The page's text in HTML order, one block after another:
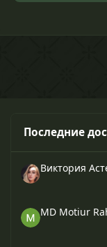
Последние
Виктория
MD Motiur